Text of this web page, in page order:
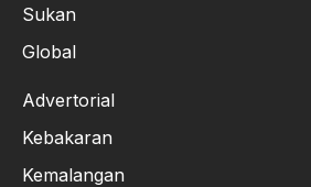
Sukan
Global
Advertorial
Kebakaran
Kemalangan